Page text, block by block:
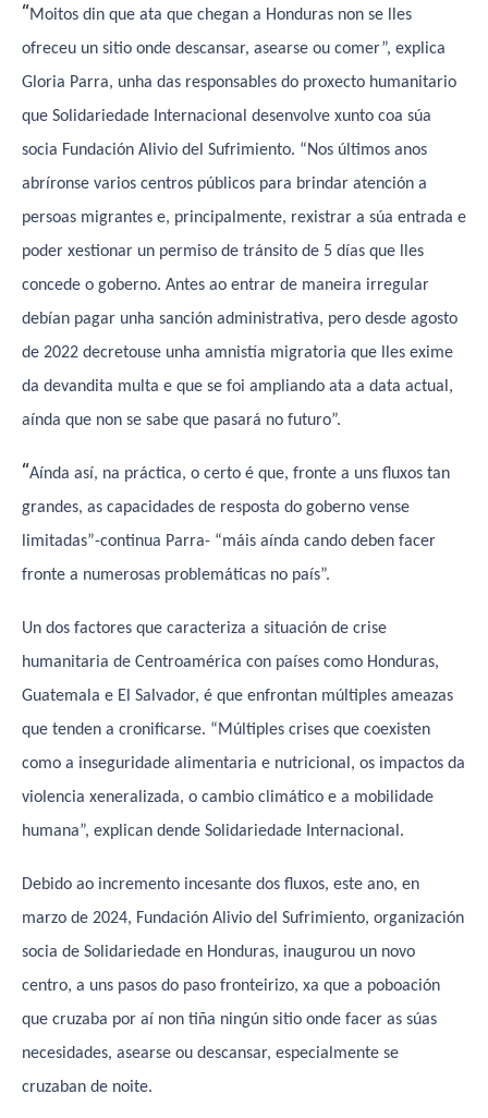
“Moitos din que ata que chegan a Honduras non se lles
ofreceu un sitio onde descansar, asearse ou comer”, explica
Gloria Parra, unha das responsables do proxecto humanitario
que Solidariedade Internacional desenvolve xunto coa súa
socia Fundación Alivio del Sufrimiento. “Nos últimos anos
abríronse varios centros públicos para brindar atención a
persoas migrantes e, principalmente, rexistrar a súa entrada e
poder xestionar un permiso de tránsito de 5 días que lles
concede o goberno. Antes ao entrar de maneira irregular
debían pagar unha sanción administrativa, pero desde agosto
de 2022 decretouse unha amnistía migratoria que lles exime
da devandita multa e que se foi ampliando ata a data actual,
aínda que non se sabe que pasará no futuro”.
“Aínda así, na práctica, o certo é que, fronte a uns fluxos tan
grandes, as capacidades de resposta do goberno vense
limitadas”-continua Parra- “máis aínda cando deben facer
fronte a numerosas problemáticas no país”.
Un dos factores que caracteriza a situación de crise
humanitaria de Centroamérica con países como Honduras,
Guatemala e El Salvador, é que enfrontan múltiples ameazas
que tenden a cronificarse. “Múltiples crises que coexisten
como a inseguridade alimentaria e nutricional, os impactos da
violencia xeneralizada, o cambio climático e a mobilidade
humana”, explican dende Solidariedade Internacional.
Debido ao incremento incesante dos fluxos, este ano, en
marzo de 2024, Fundación Alivio del Sufrimiento, organización
socia de Solidariedade en Honduras, inaugurou un novo
centro, a uns pasos do paso fronteirizo, xa que a poboación
que cruzaba por aí non tiña ningún sitio onde facer as súas
necesidades, asearse ou descansar, especialmente se
cruzaban de noite.